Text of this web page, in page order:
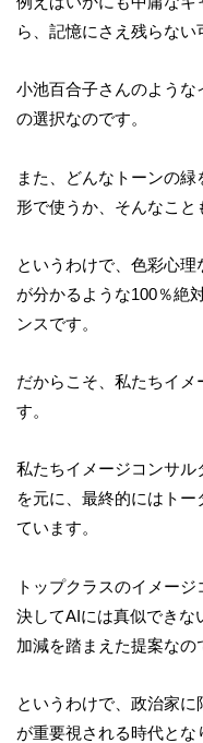
ら、記憶にさえ残らない
小池百合子さんのような
の選択なのです。
また、どんなトーンの
形で使うか、そんなこと
というわけで、色彩心理
が分かるような100％絶
ンスです。
だからこそ、私たちイメ
す。
私たちイメージコンサ
を元に、最終的にはト
ています。
トップクラスのイメージ
決してAIには真似できな
加減を踏まえた提案なの
というわけで、政治家
が重要視される時代と